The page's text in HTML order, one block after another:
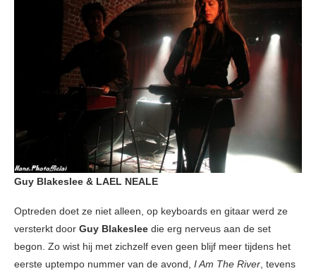
Guy Blakeslee & LAEL NEALE
Optreden doet ze niet alleen, op keyboards en gitaar werd ze
versterkt door Guy Blakeslee die erg nerveus aan de set
begon. Zo wist hij met zichzelf even geen blijf meer tijdens het
eerste uptempo nummer van de avond, I Am The River, tevens